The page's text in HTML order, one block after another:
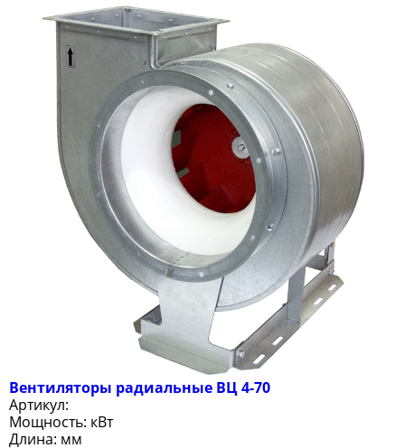
Вентиляторы радиальные ВЦ 4-70
Артикул:
Мощность: кВт
Длина: мм